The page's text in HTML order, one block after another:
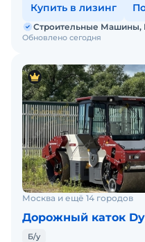
Купить в лизинг
Обновлено сегодня
Строительные Машины,
Москва и ещё 14 городов
Дорожный каток
Б/у